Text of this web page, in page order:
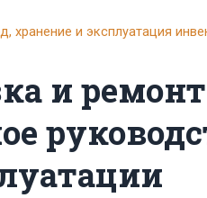
хранение и эксплуатация
и